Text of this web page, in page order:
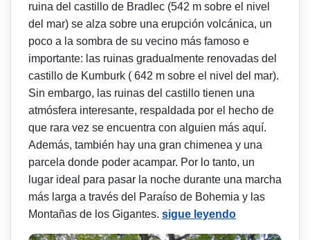
ruina del castillo de Bradlec (542 m sobre el nivel
del mar) se alza sobre una erupción volcánica, un
poco a la sombra de su vecino más famoso e
importante: las ruinas gradualmente renovadas del
castillo de Kumburk ( 642 m sobre el nivel del mar).
Sin embargo, las ruinas del castillo tienen una
atmósfera interesante, respaldada por el hecho de
que rara vez se encuentra con alguien más aquí.
Además, también hay una gran chimenea y una
parcela donde poder acampar. Por lo tanto, un
lugar ideal para pasar la noche durante una marcha
más larga a través del Paraíso de Bohemia y las
Montañas de los Gigantes. sigue leyendo